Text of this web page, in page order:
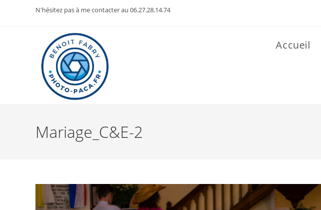
N'hésitez pas à me contacter au 06.27.28.14.74
Accueil
Mariage_C&E-2